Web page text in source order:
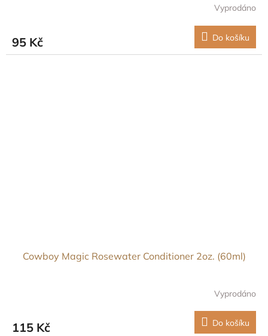
Vyprodáno
95 Kč Do košíku
Cowboy Magic Rosewater Conditioner 2oz. (60ml)
Vyprodáno
115 Kč Do košíku